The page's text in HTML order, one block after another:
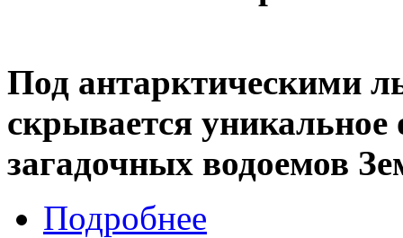
Под антарктическими
скрывается уникальное
загадочных водоемов
Подробнее